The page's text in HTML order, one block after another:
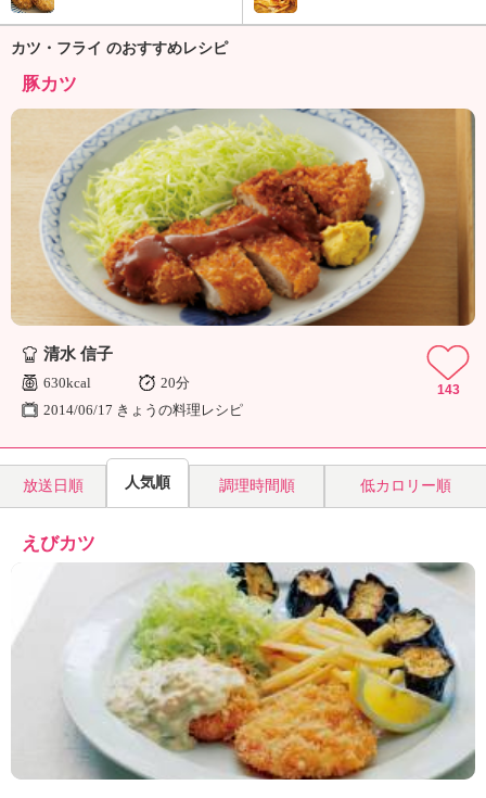
「
み
ん
な
の
き
ょ
う
の
料
カツ・フライ のおすすめレシピ
豚カツ
清水 信子
630kcal
20分
2014/06/17 きょうの料理レシピ
143
放送日順 人気順 調理時間順 低カロリー順
えびカツ